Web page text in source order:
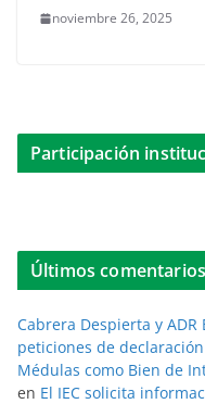
noviembre 26, 2025
Participación
Últimos comentarios
Cabrera Despierta y
peticiones de
Médulas como Bien de
en El IEC solicita